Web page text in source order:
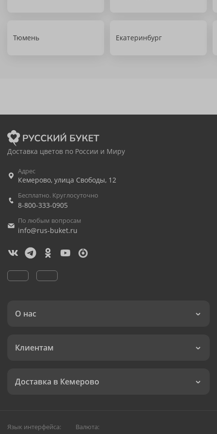
Тюмень Екатеринбург
Доставка цветов по России и Миру
Адрес
Кемерово, улица Свободы, 12
Бесплатно. Круглосуточно
8-800-333-0905
По любым вопросам
info@rus-buket.ru
О нас
Клиентам
Доставка в Кемерово
Язык интерфейса: Валюта: